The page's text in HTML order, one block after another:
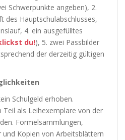
Schwerpunkte angeben), 2.
des Hauptschulabschlusses,
4. ein ausgefülltes
du!), 5. zwei Passbilder
der derzeitig gültigen
Schulgeld erhoben.
Teil als Leihexemplare von der
Formelsammlungen,
und Kopien von Arbeitsblättern